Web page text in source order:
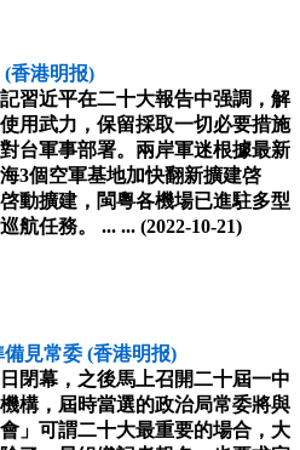
(香港明报)
習近平在二十大報告中强調，解
用武力，保留採取一切必要措施
台軍事部署。兩岸軍迷根據最新
3個空軍基地加快翻新擴建啓
動擴建，閩粵各機場已進駐多型
航任務。 ... ... (2022-10-21)
備見常委 (香港明报)
閉幕，之後馬上召開二十屆一中
構，屆時當選的政治局常委將與
」可謂二十大最重要的場合，大